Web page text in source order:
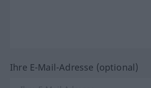
Ihre E-Mail-Adresse (optional)